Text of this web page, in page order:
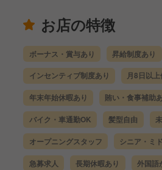
お店の特徴
ボーナス・賞与あり 昇給制度あり
インセンティブ制度あり 月8日以
年末年始休暇あり 賄い・食事補助
バイク・車通勤OK 髪型自由
オープニングスタッフ シニア・ミ
急募求人 長期休暇あり 外国語